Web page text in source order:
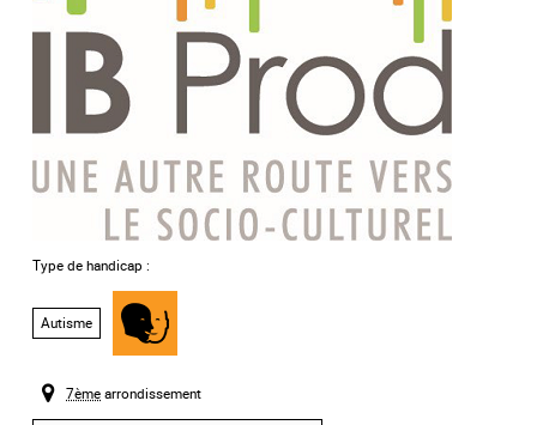
Type de handicap :
Autisme
,
Handicap
mental
7ème arrondissement